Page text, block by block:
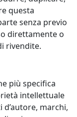
questa
senza previo
direttamente o
rivendite.
più specifica
intellettuale
marchi,